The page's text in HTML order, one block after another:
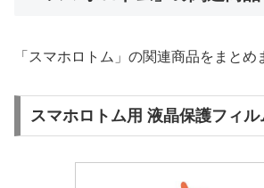
「スマホロトム」の関連商品をまとめ
スマホロトム用 液晶保護フィル